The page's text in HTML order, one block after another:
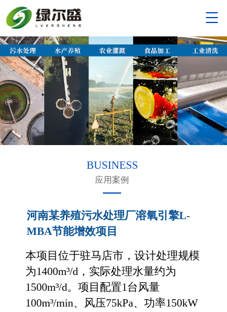
T
g
g
e
n
a
v
i
BUSINESS
应用案例
河南某养殖污水处理厂溶氧引擎L-
MBA节能增效项目
本项目位于驻马店市，设计处理规模
为1400m³/d，实际处理水量约为
1500m³/d。项目配置1台风量
100m³/min、风压75kPa、功率150kW